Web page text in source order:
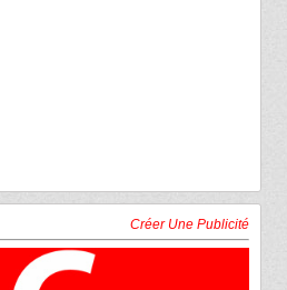
Créer Une Publicité